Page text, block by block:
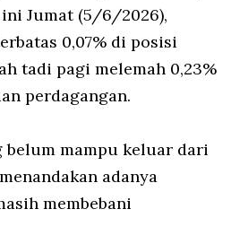
Jumat (5/6/2026),
0,07% di posisi
tadi pagi melemah 0,23%
perdagangan.
belum mampu keluar dari
adanya
membebani